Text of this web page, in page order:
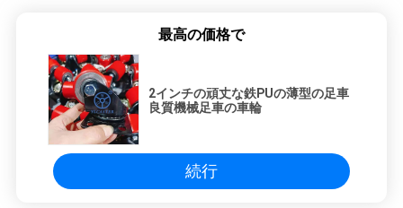
最高の価格で
2インチの頑丈な鉄PUの薄型の足車
良質機械足車の車輪
続行